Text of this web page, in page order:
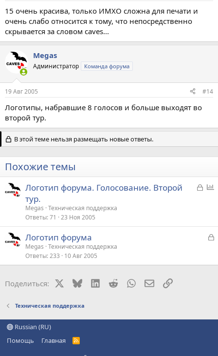
15 очень красива, только ИМХО сложна для печати и
очень слабо относится к тому, что непосредственно
скрывается за словом caves...
Megas
Администратор Команда форума
19 Авг 2005 #14
Логотипы, набравшие 8 голосов и больше выходят во
второй тур.
В этой теме нельзя размещать новые ответы.
Похожие темы
З
ы с
Логотип форума. Голосование. Второй
тур.
Megas Техническая поддержка
Ответы 71 23 Ноя 2005
З
р
Логотип форума
Megas Техническая поддержка
Ответы 233 10 Авг 2005
Поделиться: BlueskyLinkedIn
RedditWhatsAppЭлектронная
Ссылка
Техническая поддержка
Russian (RU)
Помощь
Главная
R